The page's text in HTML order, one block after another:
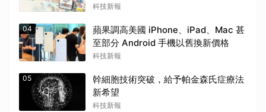
科技新報
04
蘋果調高美國 iPhone、iPad、Mac 甚
至部分 Android 手機以舊換新價格
科技新報
05
幹細胞技術突破，給予帕金森氏症療法
新希望
科技新報